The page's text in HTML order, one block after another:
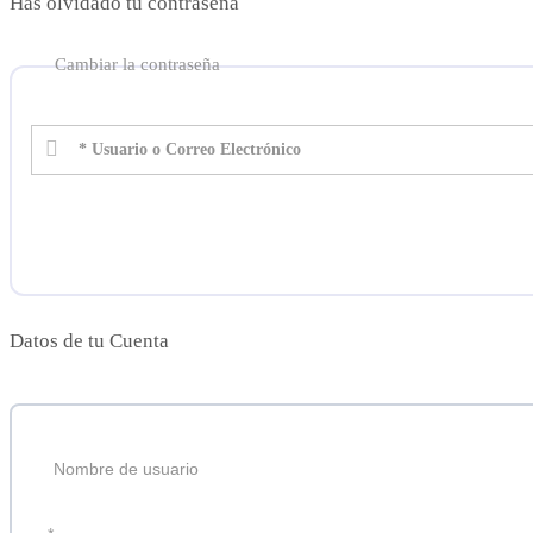
Cambiar la contraseña
* Usuario o Correo Electrónico
Datos de tu Cuenta
Nombre de usuario